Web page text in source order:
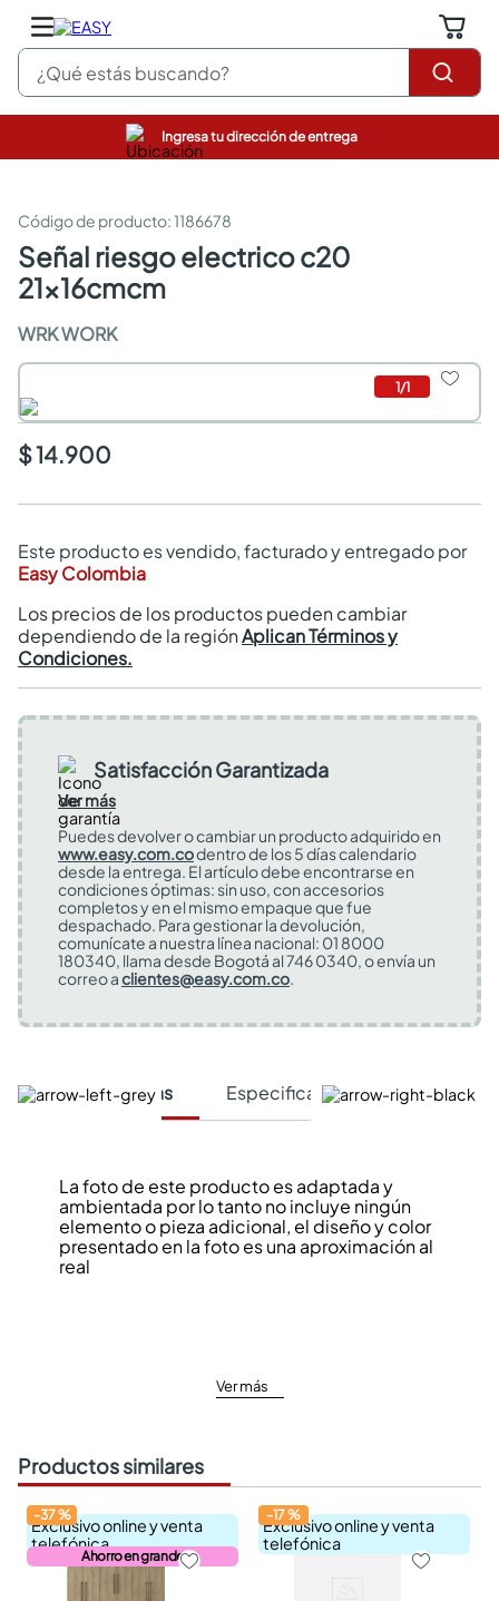
¿Qué estás buscando?
Ingresa tu dirección de entrega
:1186678
señal riesgo electrico c20
21x16cmcm
WRK WORK
1/1
$ 14.900
Este producto es vendido, facturado y entregado por
Easy Colombia
Los precios de los productos pueden cambiar
dependiendo de la regiónAplican Términos y
Condiciones.
Satisfacción Garantizada
Ver más
Puedes devolver o cambiar un producto adquirido en
www.easy.com.codentro de los 5 días calendario
desde la entrega. El artículo debe encontrarse en
condiciones óptimas: sin uso, con accesorios
completos y en el mismo empaque que fue
despachado. Para gestionar la devolución,
comunícate a nuestra línea nacional: 01 8000
180340, llama desde Bogotá al 746 0340, o envía un
correo aclientes@easy.com.co.
Características Especificaciones Técnicas
La foto de este producto es adaptada y
ambientada por lo tanto no incluye ningún
elemento o pieza adicional, el diseño y color
presentado en la foto es una aproximación al
real
Ver más
Productos similares
Exclusivo online y venta
telefónica
Ahorro en grande
-37%
Exclusivo online y venta
telefónica
-17%
pinturas
sanitarios
comedor
escritorio
armarios closet
comedores